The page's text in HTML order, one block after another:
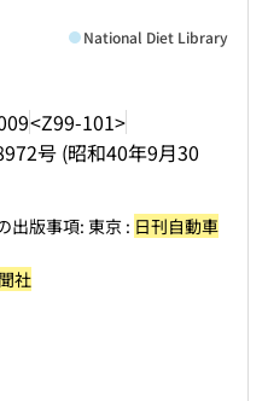
<Z99-101>
号 (昭和40年9月30
National Diet Library
出版事項: 東京 : 日刊自動車
社